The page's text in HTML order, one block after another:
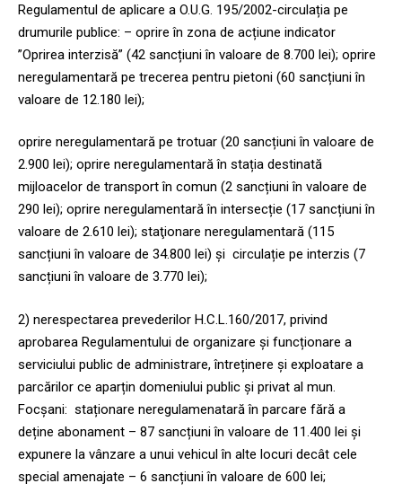
Regulamentul de aplicare a O.U.G. 195/2002-circulația pe
drumurile publice: – oprire în zona de acțiune indicator
”Oprirea interzisă” (42 sancțiuni în valoare de 8.700 lei); oprire
neregulamentară pe trecerea pentru pietoni (60 sancțiuni în
valoare de 12.180 lei);
oprire neregulamentară pe trotuar (20 sancțiuni în valoare de
2.900 lei); oprire neregulamentară în stația destinată
mijloacelor de transport în comun (2 sancțiuni în valoare de
290 lei); oprire neregulamentară în intersecție (17 sancțiuni în
valoare de 2.610 lei); staţionare neregulamentară (115
sancțiuni în valoare de 34.800 lei) și circulație pe interzis (7
sancțiuni în valoare de 3.770 lei);
2) nerespectarea prevederilor H.C.L.160/2017, privind
aprobarea Regulamentului de organizare și funcționare a
serviciului public de administrare, întreținere și exploatare a
parcărilor ce aparțin domeniului public și privat al mun.
Focșani: staționare neregulamenatară în parcare fără a
deține abonament – 87 sancțiuni în valoare de 11.400 lei și
expunere la vânzare a unui vehicul în alte locuri decât cele
special amenajate – 6 sancțiuni în valoare de 600 lei;